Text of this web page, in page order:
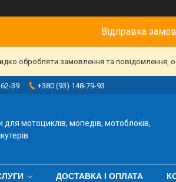
Відправка
обробляти замовлення та повідомлення,
39 +380 (93) 148-79-93
для мотоциклів, мопедів, мотоблоків,
ДОСТАВКА І ОПЛАТА